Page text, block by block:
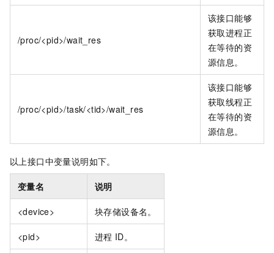
/proc/<pid>/wait_res
该接口能够
获取进程正
在等待的资
源信息。
/proc/<pid>/task/<tid>/wait_res
该接口能够
获取线程正
在等待的资
源信息。
以上接口中变量说明如下。
变量名 说明
<device> 块存储设备名。
<pid> 进程 ID。